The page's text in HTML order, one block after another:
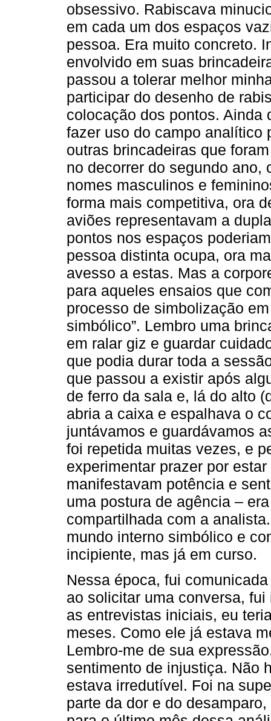
obsessivo. Rabiscava
em cada um dos espaços
pessoa. Era muito concreto.
envolvido em suas
passou a tolerar melhor
participar do desenho de
colocação dos pontos. Ainda
fazer uso do campo analítico
outras brincadeiras que
no decorrer do segundo ano,
nomes masculinos e
forma mais competitiva, ora
aviões representavam a
pontos nos espaços
pessoa distinta ocupa, ora
avesso a estas. Mas a
para aqueles ensaios que
processo de simbolização
simbólico”. Lembro uma
em ralar giz e guardar
que podia durar toda a
que passou a existir após
de ferro da sala e, lá do alto
abria a caixa e espalhava o
juntávamos e guardávamos
foi repetida muitas vezes, e
experimentar prazer por
manifestavam potência e
uma postura de agência –
compartilhada com a
mundo interno simbólico e
incipiente, mas já em curso.
Nessa época, fui
ao solicitar uma conversa,
as entrevistas iniciais, eu
meses. Como ele já estava
Lembro-me de sua
sentimento de injustiça. Não
estava irredutível. Foi na
parte da dor e do